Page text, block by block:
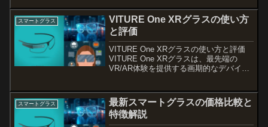
ります。本記事では、スマートグラスを
モニター代わりに使う...
スマートグラス
VITURE One XRグラスの使い方
と評価
VITURE One XRグラスの使い方と評価
VITURE One XRグラスは、最先端の
VR/AR体験を提供する画期的なデバイス
知って、さらに楽しむことがで...
スマートグラス
最新スマートグラスの価格比較と
特徴解説